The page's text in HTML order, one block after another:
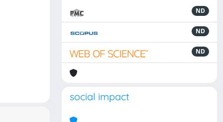
ND
ND
ND
social impact